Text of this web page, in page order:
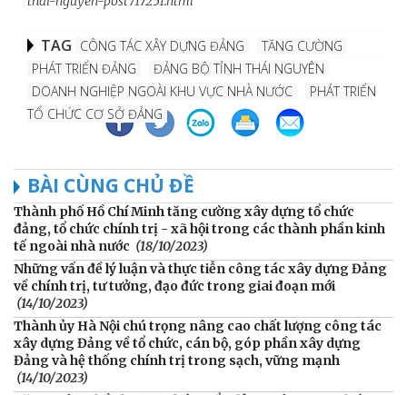
TAG CÔNG TÁC XÂY DỰNG ĐẢNG
TĂNG CƯỜNG
PHÁT TRIỂN ĐẢNG
ĐẢNG BỘ TỈNH THÁI NGUYÊN
DOANH NGHIỆP NGOÀI KHU VỰC NHÀ NƯỚC
PHÁT TRIỂN
TỔ CHỨC CƠ SỞ ĐẢNG
BÀI CÙNG CHỦ ĐỀ
Thành phố Hồ Chí Minh tăng cường xây dựng tổ chức
đảng, tổ chức chính trị - xã hội trong các thành phần kinh
tế ngoài nhà nước (18/10/2023)
Những vấn đề lý luận và thực tiễn công tác xây dựng Đảng
về chính trị, tư tưởng, đạo đức trong giai đoạn mới
(14/10/2023)
Thành ủy Hà Nội chú trọng nâng cao chất lượng công tác
xây dựng Đảng về tổ chức, cán bộ, góp phần xây dựng
Đảng và hệ thống chính trị trong sạch, vững mạnh
(14/10/2023)